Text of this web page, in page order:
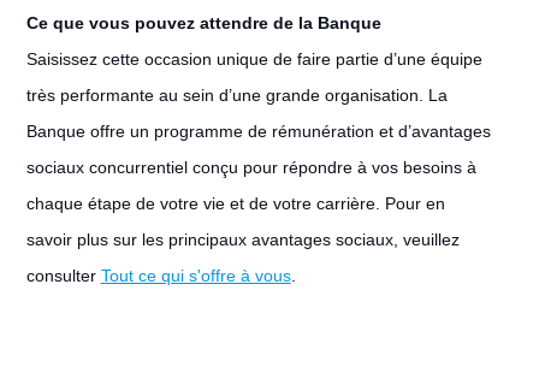
Ce que vous pouvez attendre de la Banque
Saisissez cette occasion unique de faire partie d’une équipe
très performante au sein d’une grande organisation. La
Banque offre un programme de rémunération et d’avantages
sociaux concurrentiel conçu pour répondre à vos besoins à
chaque étape de votre vie et de votre carrière. Pour en
savoir plus sur les principaux avantages sociaux, veuillez
consulter Tout ce qui s'offre à vous.